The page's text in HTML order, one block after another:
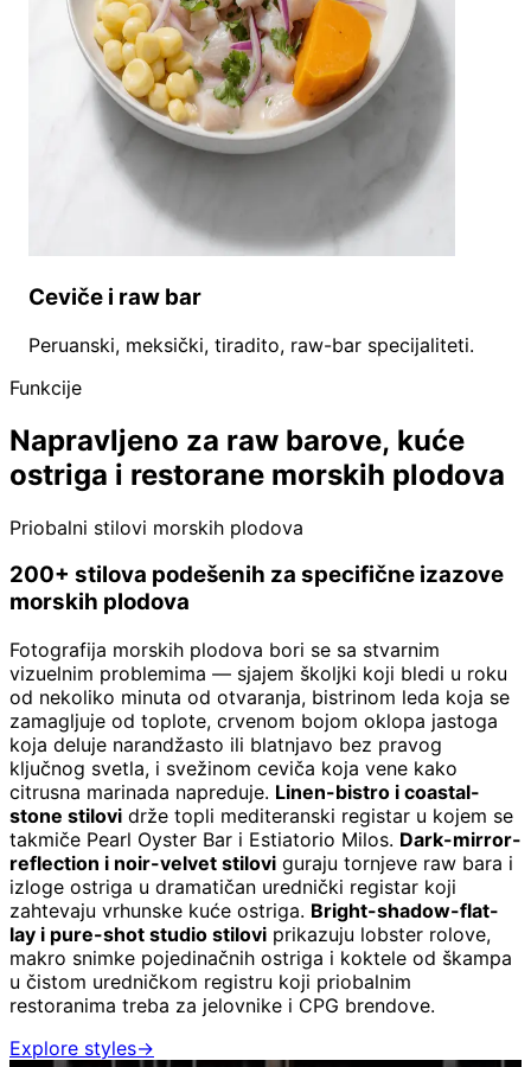
Ceviče i raw bar
Peruanski, meksički, tiradito, raw-bar specijaliteti.
Funkcije
Napravljeno za raw barove, kuće
ostriga i restorane morskih plodova
Priobalni stilovi morskih plodova
200+ stilova podešenih za specifične izazove
morskih plodova
Fotografija morskih plodova bori se sa stvarnim
vizuelnim problemima — sjajem školjki koji bledi u roku
od nekoliko minuta od otvaranja, bistrinom leda koja se
zamagljuje od toplote, crvenom bojom oklopa jastoga
koja deluje narandžasto ili blatnjavo bez pravog
ključnog svetla, i svežinom ceviča koja vene kako
citrusna marinada napreduje. Linen-bistro i coastal-
stone stilovi drže topli mediteranski registar u kojem se
takmiče Pearl Oyster Bar i Estiatorio Milos. Dark-mirror-
reflection i noir-velvet stilovi guraju tornjeve raw bara i
izloge ostriga u dramatičan urednički registar koji
zahtevaju vrhunske kuće ostriga. Bright-shadow-flat-
lay i pure-shot studio stilovi prikazuju lobster rolove,
makro snimke pojedinačnih ostriga i koktele od škampa
u čistom uredničkom registru koji priobalnim
restoranima treba za jelovnike i CPG brendove.
Explore styles→